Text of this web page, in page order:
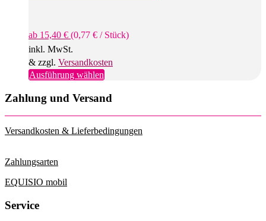
ab 15,40 € (0,77 € / Stück)
inkl. MwSt.
& zzgl. Versandkosten
Ausführung wählenDieses
weist
Varianten
auf.
Die
Zahlung und Versand
Versandkosten & Lieferbedingungen
Zahlungsarten
EQUISIO mobil
Service